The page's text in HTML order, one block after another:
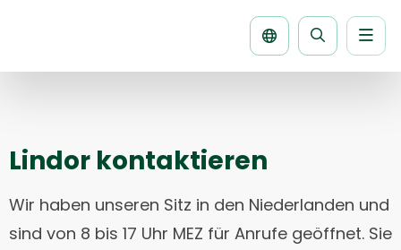
Seite
Lindor kontaktieren
Wir haben unseren Sitz in den Niederlanden und
sind von 8 bis 17 Uhr MEZ für Anrufe geöffnet. Sie